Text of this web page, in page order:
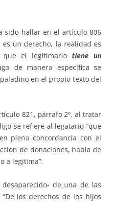
hallar en el artículo 806
un derecho, la realidad es
el legitimario tiene un
de manera específica se
en el propio texto del
821, párrafo 2º, al tratar
se refiere al legatario “que
plena concordancia con el
de donaciones, habla de
a legitima”.
de una de las
los derechos de los hijos